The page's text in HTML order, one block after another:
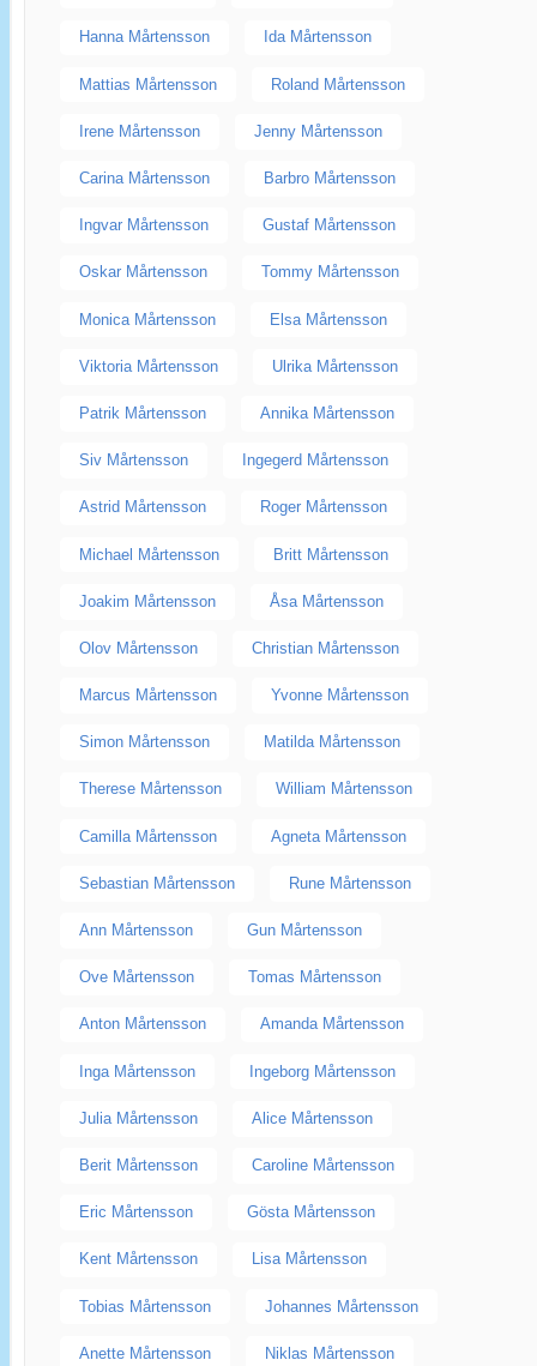
Hanna Mårtensson Ida Mårtensson
Mattias Mårtensson Roland Mårtensson
Irene Mårtensson Jenny Mårtensson
Carina Mårtensson Barbro Mårtensson
Ingvar Mårtensson Gustaf Mårtensson
Oskar Mårtensson Tommy Mårtensson
Monica Mårtensson Elsa Mårtensson
Viktoria Mårtensson Ulrika Mårtensson
Patrik Mårtensson Annika Mårtensson
Siv Mårtensson Ingegerd Mårtensson
Astrid Mårtensson Roger Mårtensson
Michael Mårtensson Britt Mårtensson
Joakim Mårtensson Åsa Mårtensson
Olov Mårtensson Christian Mårtensson
Marcus Mårtensson Yvonne Mårtensson
Simon Mårtensson Matilda Mårtensson
Therese Mårtensson William Mårtensson
Camilla Mårtensson Agneta Mårtensson
Sebastian Mårtensson Rune Mårtensson
Ann Mårtensson Gun Mårtensson
Ove Mårtensson Tomas Mårtensson
Anton Mårtensson Amanda Mårtensson
Inga Mårtensson Ingeborg Mårtensson
Julia Mårtensson Alice Mårtensson
Berit Mårtensson Caroline Mårtensson
Eric Mårtensson Gösta Mårtensson
Kent Mårtensson Lisa Mårtensson
Tobias Mårtensson Johannes Mårtensson
Anette Mårtensson Niklas Mårtensson